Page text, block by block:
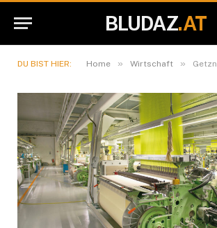
BLUDAZ.AT
DU BIST HIER: Home » Wirtschaft » Getzner Textil